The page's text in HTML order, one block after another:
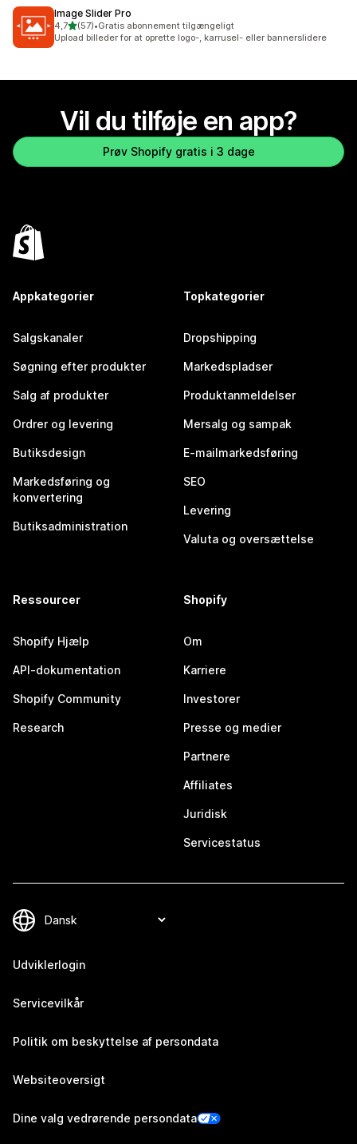
Image Slider Pro
4,7ud af 5 stjerner
(57)
57 anmeldelser i alt
•Gratis abonnement tilgængeligt
Upload billeder for at oprette logo-, karrusel- eller bannerslidere
Vil du tilføje en app?
Prøv Shopify gratis i 3 dage
Appkategorier
Salgskanaler
Søgning efter produkter
Salg af produkter
Ordrer og levering
Butiksdesign
Markedsføring og
konvertering
Butiksadministration
Topkategorier
Dropshipping
Markedspladser
Produktanmeldelser
Mersalg og sampak
E-mailmarkedsføring
SEO
Levering
Valuta og oversættelse
Ressourcer
Shopify Hjælp
API-dokumentation
Shopify Community
Research
Shopify
Om
Karriere
Investorer
Presse og medier
Partnere
Affiliates
Juridisk
Servicestatus
Udviklerlogin
Servicevilkår
Politik om beskyttelse af persondata
Websiteoversigt
Dine valg vedrørende persondata